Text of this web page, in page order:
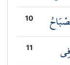
10
11 فِي